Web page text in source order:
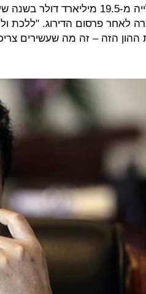
עלייה מ-19.5 מיליארד
לאחר פרסום הדירוג. "ללכת
ההון הזה – זה מה שעשירים